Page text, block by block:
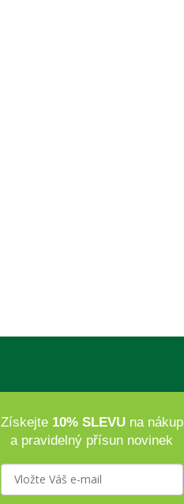
Získejte 10% SLEVUna nákup
a pravidelný přísun novinek